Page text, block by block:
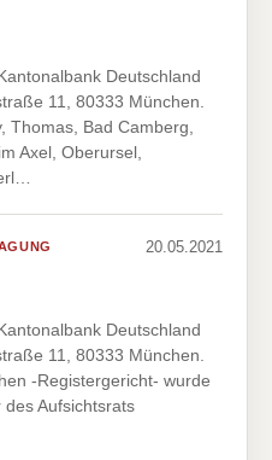
Deutschland
11, 80333 München.
Thomas, Bad Camberg,
Axel, Oberursel,
20.05.2021
Deutschland
11, 80333 München.
-Registergericht- wurde
Aufsichtsrats